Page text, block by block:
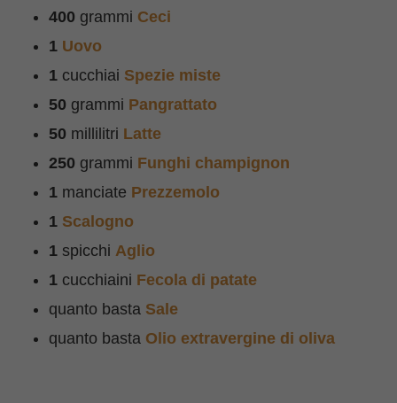
400 grammi Ceci
1 Uovo
1 cucchiai Spezie miste
50 grammi Pangrattato
50 millilitri Latte
250 grammi Funghi champignon
1 manciate Prezzemolo
1 Scalogno
1 spicchi Aglio
1 cucchiaini Fecola di patate
quanto basta Sale
quanto basta Olio extravergine di oliva